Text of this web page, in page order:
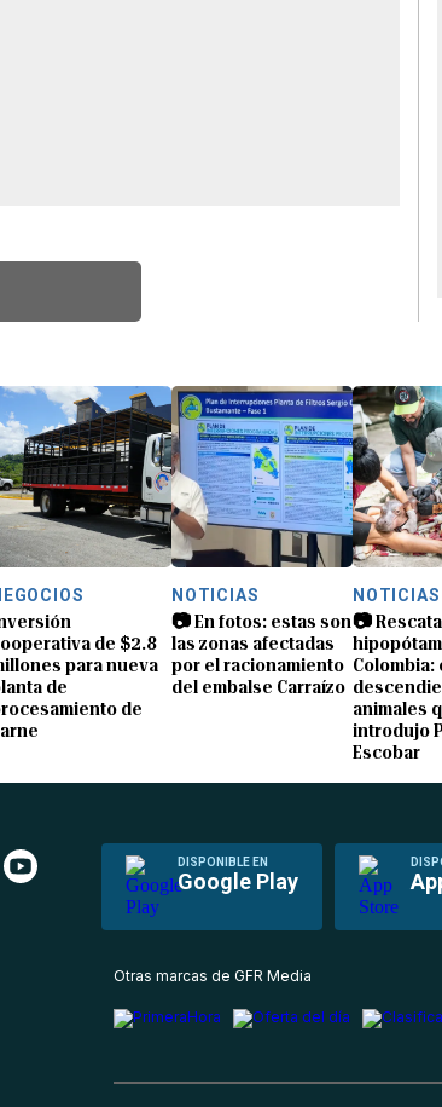
de $2.8
para nueva
de
de
NOTICIAS
📷 En fotos: estas son
las zonas afectadas
por el racionamiento
del embalse Carraízo
NOTICIAS
📷
Colombia:
animales
introdujo
Escobar
DISPONIBLE EN
Google Play
Otras marcas de GFR Media